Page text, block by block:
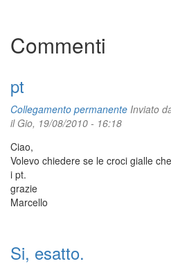
Commenti
pt
Collegamento permanente Inviato
il Gio, 19/08/2010 - 16:18
Ciao,
Volevo chiedere se le croci gialle
i pt.
grazie
Marcello
Si, esatto.